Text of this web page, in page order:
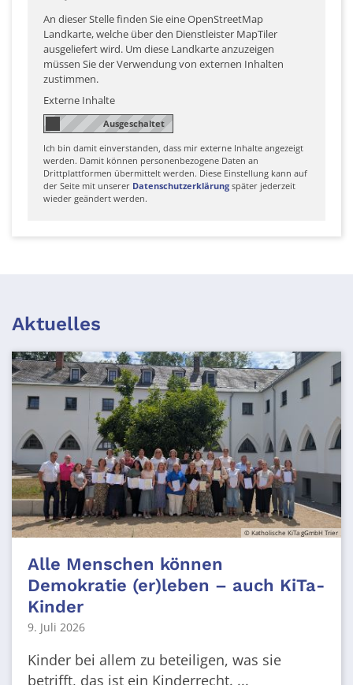
An dieser Stelle finden Sie eine OpenStreetMap
Landkarte, welche über den Dienstleister MapTiler
ausgeliefert wird. Um diese Landkarte anzuzeigen
müssen Sie der Verwendung von externen Inhalten
zustimmen.
Externe Inhalte
Ich bin damit einverstanden, dass mir externe Inhalte angezeigt
werden. Damit können personenbezogene Daten an
Drittplattformen übermittelt werden. Diese Einstellung kann auf
der Seite mit unserer Datenschutzerklärung später jederzeit
wieder geändert werden.
Aktuelles
© Katholische KiTa gGmbH Trier
Alle Menschen können
Demokratie (er)leben – auch KiTa-
Kinder
9. Juli 2026
Kinder bei allem zu beteiligen, was sie
betrifft, das ist ein Kinderrecht. ...